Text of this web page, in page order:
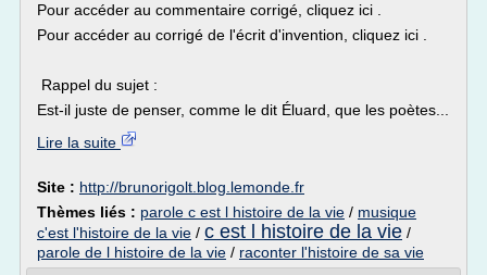
Pour accéder au commentaire corrigé, cliquez ici .
Pour accéder au corrigé de l'écrit d'invention, cliquez ici .
Rappel du sujet :
Est-il juste de penser, comme le dit Éluard, que les poètes...
Lire la suite
Site : http://brunorigolt.blog.lemonde.fr
Thèmes liés : parole c est l histoire de la vie / musique
c'est l'histoire de la vie / c est l histoire de la vie /
parole de l histoire de la vie / raconter l'histoire de sa vie